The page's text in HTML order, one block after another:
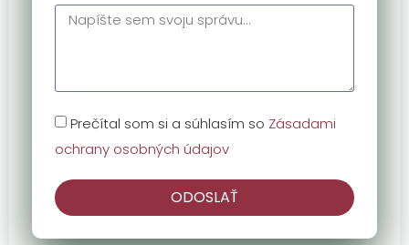
Prečítal som si a súhlasím so Zásadami
ochrany osobných údajov
ODOSLAŤ